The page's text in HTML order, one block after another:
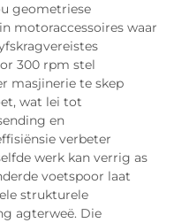
geometriese
motoraccessoires waar
300 rpm stel
masjinerie te skep
wat lei tot
en
verbeter
werk kan verrig as
voetspoor laat
strukturele
agterweë. Die